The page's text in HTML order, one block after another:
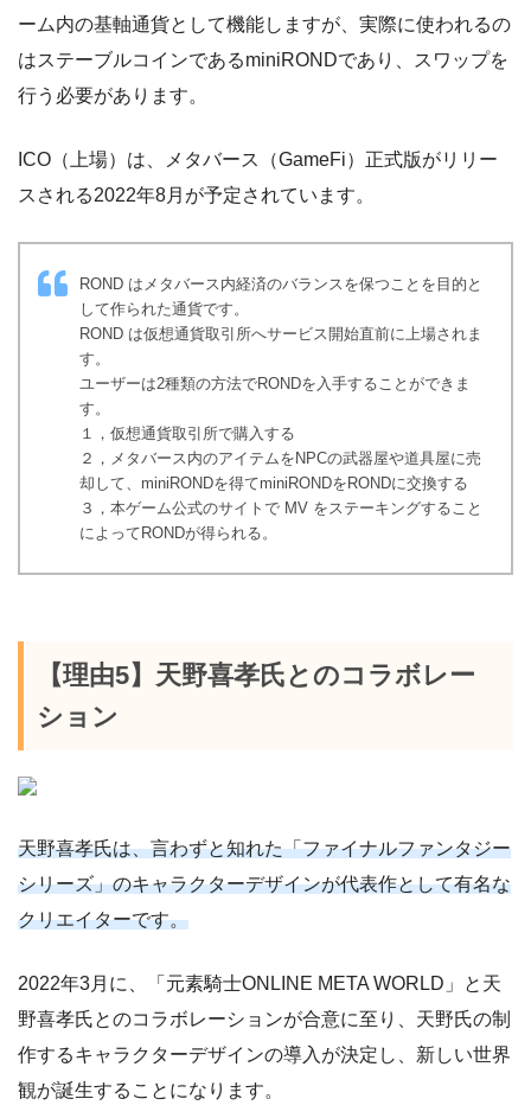
ーム内の基軸通貨として機能しますが、実際に使われるの
はステーブルコインであるminiRONDであり、スワップを
行う必要があります。
ICO（上場）は、メタバース（GameFi）正式版がリリー
スされる2022年8月が予定されています。
ROND はメタバース内経済のバランスを保つことを目的と
して作られた通貨です。
ROND は仮想通貨取引所へサービス開始直前に上場されま
す。
ユーザーは2種類の方法でRONDを入手することができま
す。
１，仮想通貨取引所で購入する
２，メタバース内のアイテムをNPCの武器屋や道具屋に売
却して、miniRONDを得てminiRONDをRONDに交換する
３，本ゲーム公式のサイトで MV をステーキングすること
によってRONDが得られる。
【理由5】天野喜孝氏とのコラボレー
ション
天野喜孝氏は、言わずと知れた「ファイナルファンタジー
シリーズ」のキャラクターデザインが代表作として有名な
クリエイターです。
2022年3月に、「元素騎士ONLINE META WORLD」と天
野喜孝氏とのコラボレーションが合意に至り、天野氏の制
作するキャラクターデザインの導入が決定し、新しい世界
観が誕生することになります。